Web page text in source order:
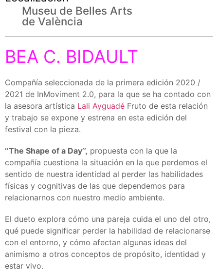
Museu de Belles Arts
de València
BEA C. BIDAULT
Compañía seleccionada de la primera edición 2020 /
2021 de InMoviment 2.0, para la que se ha contado con
la asesora artística Lali Ayguadé Fruto de esta relación
y trabajo se expone y estrena en esta edición del
festival con la pieza.
‘’The Shape of a Day’’, propuesta con la que la
compañía cuestiona la situación en la que perdemos el
sentido de nuestra identidad al perder las habilidades
físicas y cognitivas de las que dependemos para
relacionarnos con nuestro medio ambiente.
El dueto explora cómo una pareja cuida el uno del otro,
qué puede significar perder la habilidad de relacionarse
con el entorno, y cómo afectan algunas ideas del
animismo a otros conceptos de propósito, identidad y
estar vivo.